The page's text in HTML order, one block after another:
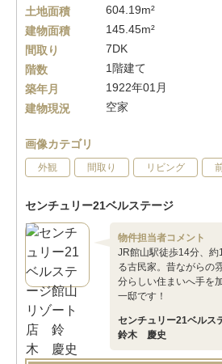
土地面積
604.19m²
建物面積
145.45m²
間取り
7DK
階数
1階建て
築年月
1922年01月
建物現況
空家
画像カテゴリ
外観 間取り リビング
センチュリー21ベルステージ
物件担当者コメント
JR館山駅徒歩14分、
る古民家。昔ながらの
分らしい住まいへ手を
一邸です！
センチュリー21ベル
鈴木 慶史